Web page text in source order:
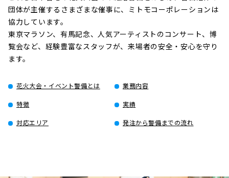
団体が主催するさまざまな催事に、ミトモコーポレーションは
協力しています。
東京マラソン、有馬記念、人気アーティストのコンサート、博
覧会など、経験豊富なスタッフが、来場者の安全・安心を守り
ます。
花火大会・イベント警備とは 業務内容
特徴 実績
対応エリア 発注から警備までの流れ